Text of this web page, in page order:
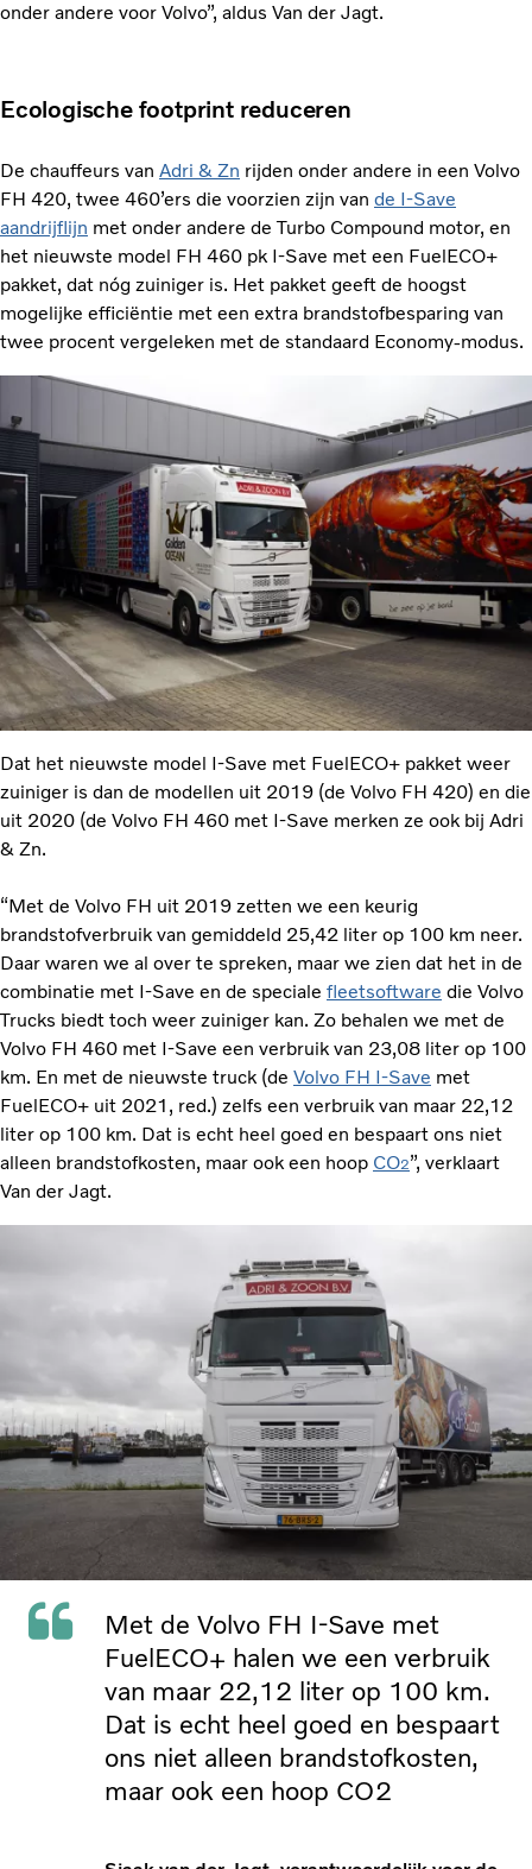
onder andere voor Volvo”, aldus Van der Jagt.
Ecologische footprint reduceren
De chauffeurs van Adri & Zn rijden onder andere in een Volvo
FH 420, twee 460’ers die voorzien zijn van de I-Save
aandrijflijn met onder andere de Turbo Compound motor, en
het nieuwste model FH 460 pk I-Save met een FuelECO+
pakket, dat nóg zuiniger is. Het pakket geeft de hoogst
mogelijke efficiëntie met een extra brandstofbesparing van
twee procent vergeleken met de standaard Economy-modus.
Dat het nieuwste model I-Save met FuelECO+ pakket weer
zuiniger is dan de modellen uit 2019 (de Volvo FH 420) en die
uit 2020 (de Volvo FH 460 met I-Save merken ze ook bij Adri
& Zn.
“Met de Volvo FH uit 2019 zetten we een keurig
brandstofverbruik van gemiddeld 25,42 liter op 100 km neer.
Daar waren we al over te spreken, maar we zien dat het in de
combinatie met I-Save en de speciale fleetsoftware die Volvo
Trucks biedt toch weer zuiniger kan. Zo behalen we met de
Volvo FH 460 met I-Save een verbruik van 23,08 liter op 100
km. En met de nieuwste truck (de Volvo FH I-Save met
FuelECO+ uit 2021, red.) zelfs een verbruik van maar 22,12
liter op 100 km. Dat is echt heel goed en bespaart ons niet
alleen brandstofkosten, maar ook een hoop CO2”, verklaart
Van der Jagt.
Met de Volvo FH I-Save met
FuelECO+ halen we een verbruik
van maar 22,12 liter op 100 km.
Dat is echt heel goed en bespaart
ons niet alleen brandstofkosten,
maar ook een hoop CO2